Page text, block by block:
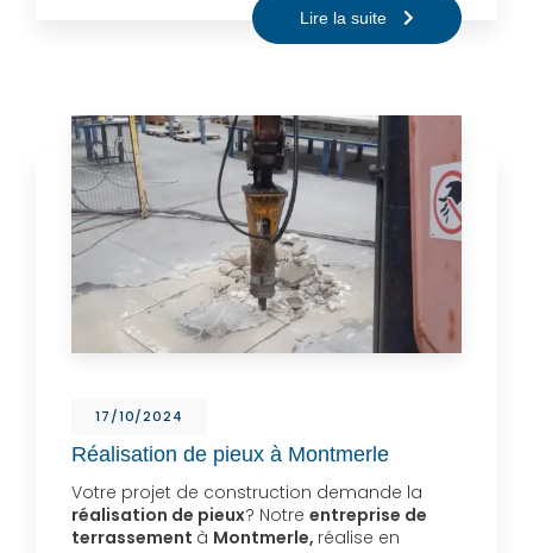
Lire la suite
17/10/2024
Réalisation de pieux à Montmerle
Votre projet de construction demande la
réalisation de pieux? Notre entreprise de
terrassement à Montmerle, réalise en